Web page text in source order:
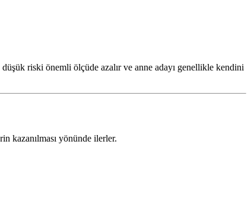
riski önemli ölçüde azalır ve anne adayı genellikle kendini
kazanılması yönünde ilerler.